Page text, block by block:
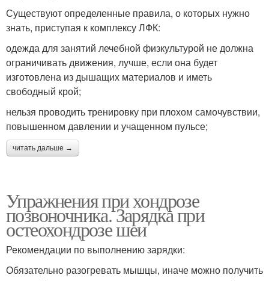
Существуют определенные правила, о которых нужно
знать, приступая к комплексу ЛФК:
одежда для занятий лечебной физкультурой не должна
ограничивать движения, лучше, если она будет
изготовлена из дышащих материалов и иметь
свободный крой;
нельзя проводить тренировку при плохом самочувствии,
повышенном давлении и учащенном пульсе;
читать дальше →
Упражнения при хондрозе
позвоночника. Зарядка при
остеохондрозе шеи
Рекомендации по выполнению зарядки:
Обязательно разогревать мышцы, иначе можно получить